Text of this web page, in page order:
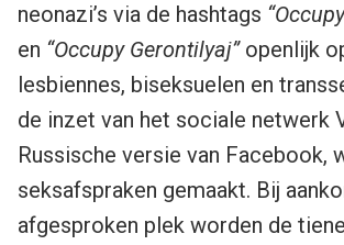
neonazi’s via de hashtags
en “Occupy Gerontilyaj”openlijk
lesbiennes, biseksuelen en
de inzet van het sociale netwerk
Russische versie van Facebook,
seksafspraken gemaakt. Bij
afgesproken plek worden de